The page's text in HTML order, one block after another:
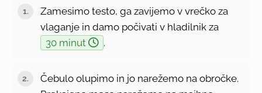
Zamesimo testo, ga zavijemo v vrečko za
vlaganje in damo počivati v hladilnik za
30 minut
.
Čebulo olupimo in jo narežemo na obročke.